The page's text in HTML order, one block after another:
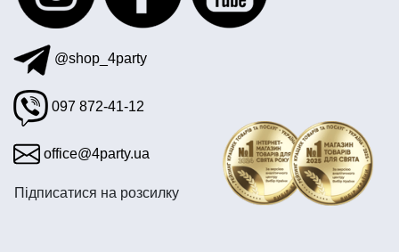
@shop_4party
097 872-41-12
office@4party.ua
Підписатися на розсилку